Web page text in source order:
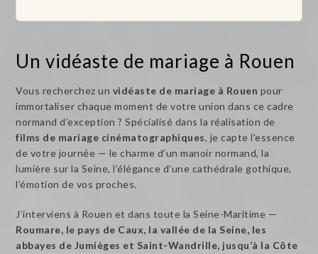
Un vidéaste de mariage à Rouen
Vous recherchez un vidéaste de mariage à Rouen pour
immortaliser chaque moment de votre union dans ce cadre
normand d’exception ? Spécialisé dans la réalisation de
films de mariage cinématographiques, je capte l’essence
de votre journée — le charme d’un manoir normand, la
lumière sur la Seine, l’élégance d’une cathédrale gothique,
l’émotion de vos proches.
J’interviens à Rouen et dans toute la Seine-Maritime —
Roumare, le pays de Caux, la vallée de la Seine, les
abbayes de Jumièges et Saint-Wandrille, jusqu’à la Côte